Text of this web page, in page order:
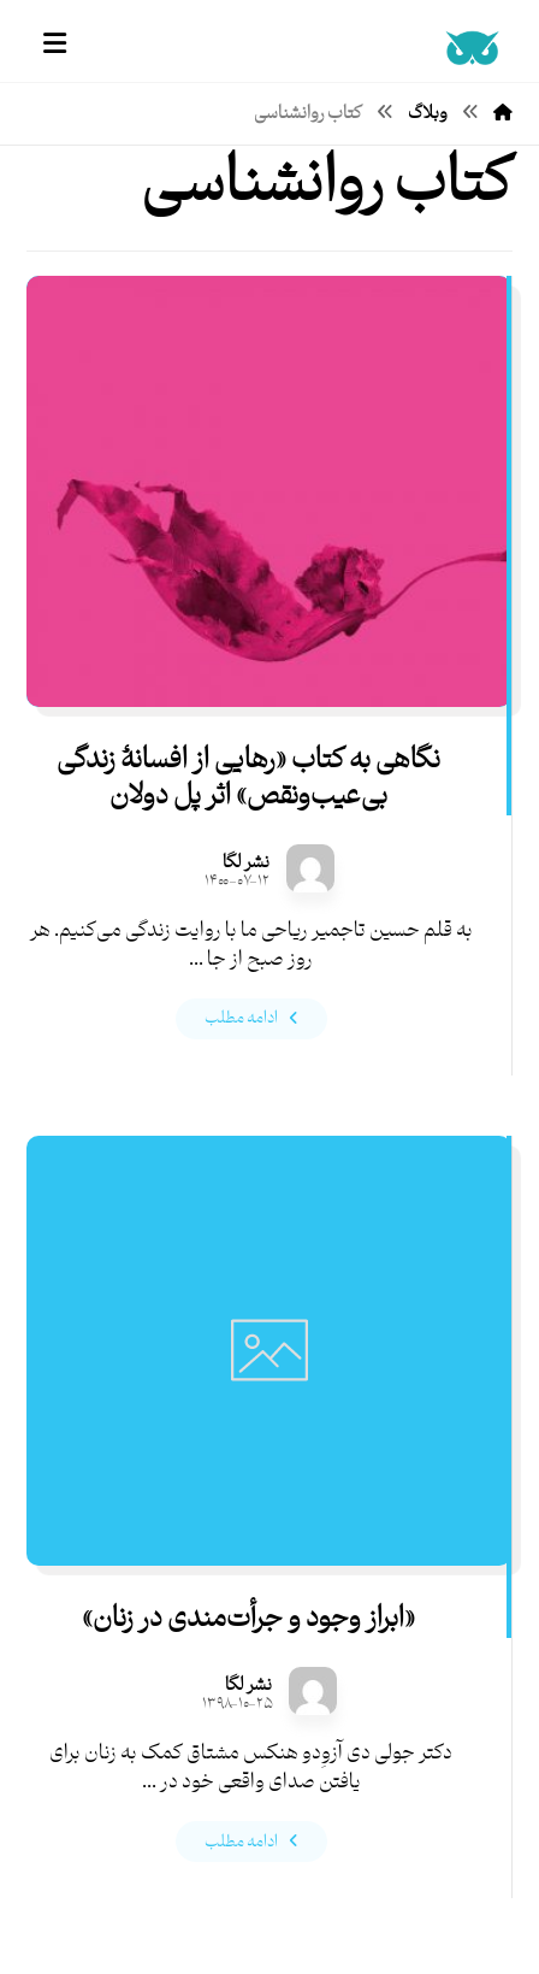
وبلاگ کتاب روانشناسی
کتاب روانشناسی
نگاهی به کتاب «رهایی از افسانۀ زندگی
بی‌عیب‌ونقص» اثر پل دولان
نشر لگا
۱۴۰۰-۰۷-۱۲
به قلم حسین تاجمیر ریاحی ما با روایت زندگی‌ می‌کنیم. هر
روز صبح از جا ...
ادامه مطلب
«ابراز وجود و جرأت‌مندی در زنان»
نشر لگا
۱۳۹۸-۱۰-۲۵
دکتر جولی دی آزوِدو هنکس مشتاق کمک به زنان برای
یافتن صدای واقعی خود در ...
ادامه مطلب